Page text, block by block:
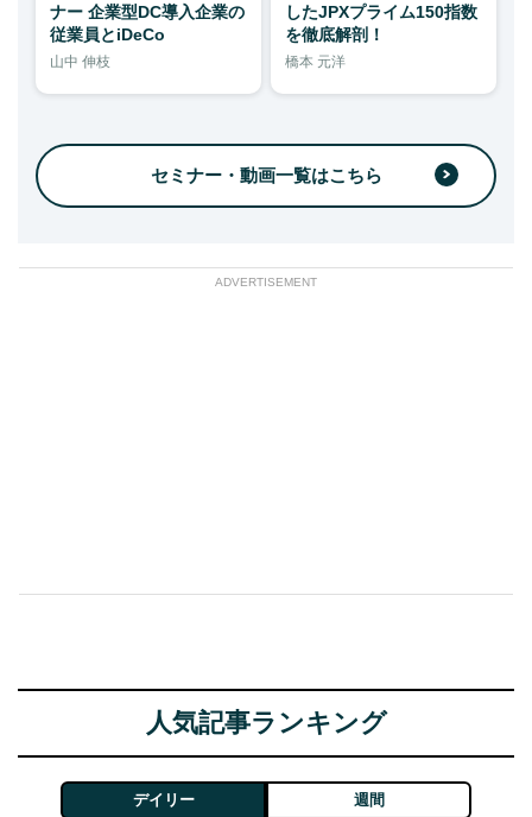
ナー 企業型DC導入企業の
従業員とiDeCo
山中 伸枝
したJPXプライム150指数
を徹底解剖！
橋本 元洋
セミナー・動画一覧はこちら
ADVERTISEMENT
人気記事ランキング
デイリー 週間